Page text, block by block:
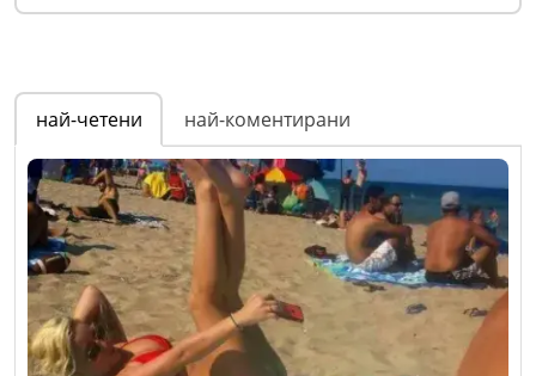
най-четени най-коментирани